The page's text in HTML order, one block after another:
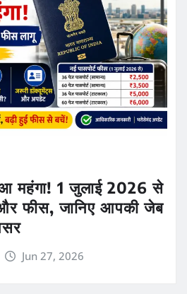
हुआ महंगा! 1 जुलाई 2026 से
फीस, जानिए आपकी जेब
Jun 27, 2026